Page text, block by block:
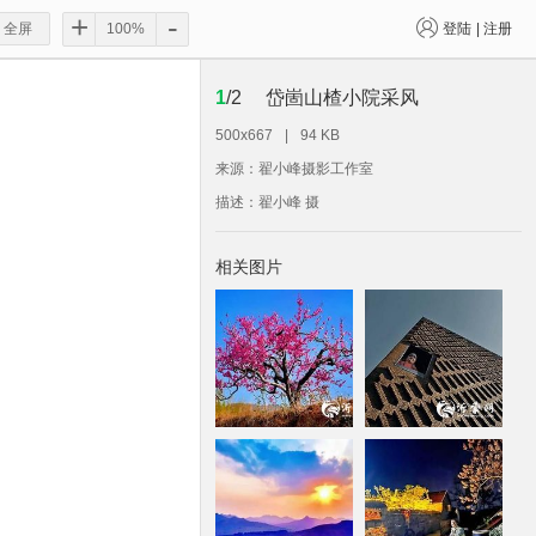
登陆 注册
+ -
全屏
1/2 岱崮山楂小院采风
500x667
94 KB
来源：翟小峰摄影工作室
描述： 翟小峰 摄
相关图片